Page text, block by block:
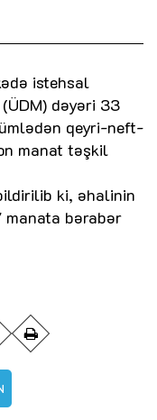
istehsal
dəyəri 33
qeyri-neft-
manat təşkil
ki, əhalinin
bərabər